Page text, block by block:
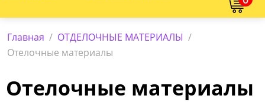
Главная / ОТДЕЛОЧНЫЕ МАТЕРИАЛЫ /
Отелочные материалы
Отелочные материалы